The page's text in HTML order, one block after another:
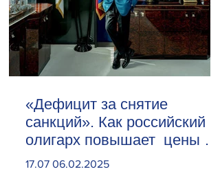
«Дефицит за снятие
санкций». Как российский
олигарх повышает цены на
сливочное масло
17.07 06.02.2025